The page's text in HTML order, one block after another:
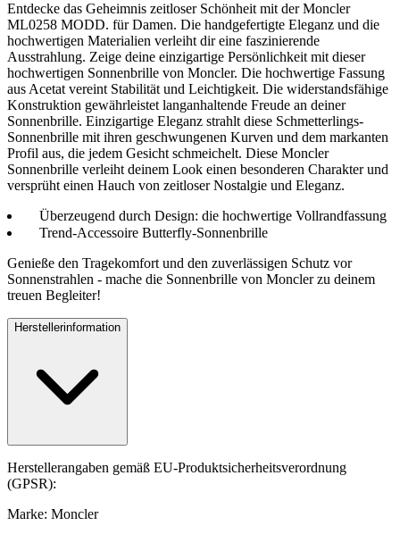
Entdecke das Geheimnis zeitloser Schönheit mit der Moncler
ML0258 MODD. für Damen. Die handgefertigte Eleganz und die
hochwertigen Materialien verleiht dir eine faszinierende
Ausstrahlung. Zeige deine einzigartige Persönlichkeit mit dieser
hochwertigen Sonnenbrille von Moncler. Die hochwertige Fassung
aus Acetat vereint Stabilität und Leichtigkeit. Die widerstandsfähige
Konstruktion gewährleistet langanhaltende Freude an deiner
Sonnenbrille. Einzigartige Eleganz strahlt diese Schmetterlings-
Sonnenbrille mit ihren geschwungenen Kurven und dem markanten
Profil aus, die jedem Gesicht schmeichelt. Diese Moncler
Sonnenbrille verleiht deinem Look einen besonderen Charakter und
versprüht einen Hauch von zeitloser Nostalgie und Eleganz.
Überzeugend durch Design: die hochwertige Vollrandfassung
Trend-Accessoire Butterfly-Sonnenbrille
Genieße den Tragekomfort und den zuverlässigen Schutz vor
Sonnenstrahlen - mache die Sonnenbrille von Moncler zu deinem
treuen Begleiter!
Herstellerinformation
Herstellerangaben gemäß EU-Produktsicherheitsverordnung
(GPSR):
Marke: Moncler